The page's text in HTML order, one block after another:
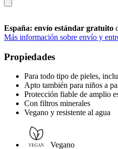
España: envío estándar gratuito
Más información sobre envío y
Propiedades
Para todo tipo de pieles,
Apto también para niños a
Protección fiable de amplio
Con filtros minerales
Vegano y resistente al agua
Vegano